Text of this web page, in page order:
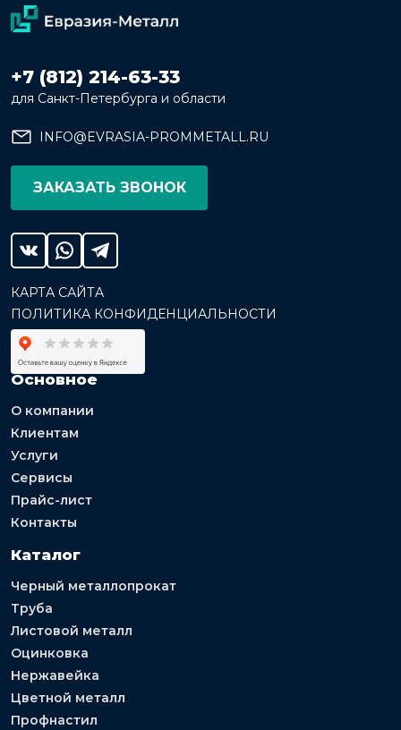
+7 (812) 214-63-33
для Санкт-Петербурга и области
INFO@EVRASIA-PROMMETALL.RU
ЗАКАЗАТЬ ЗВОНОК
КАРТА САЙТА
ПОЛИТИКА КОНФИДЕНЦИАЛЬНОСТИ
Основное
О компании
Клиентам
Услуги
Сервисы
Прайс-лист
Контакты
Каталог
Черный металлопрокат
Труба
Листовой металл
Оцинковка
Нержавейка
Цветной металл
Профнастил